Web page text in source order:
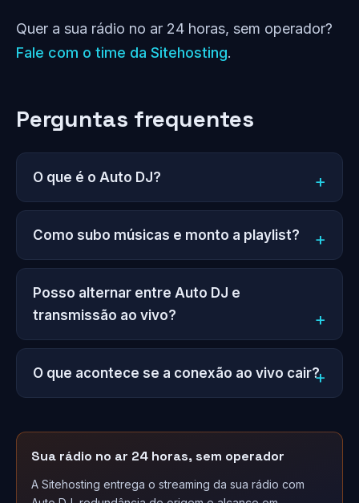
Quer a sua rádio no ar 24 horas, sem operador?
Fale com o time da Sitehosting.
Perguntas frequentes
O que é o Auto DJ?
Como subo músicas e monto a playlist?
Posso alternar entre Auto DJ e
transmissão ao vivo?
O que acontece se a conexão ao vivo cair?
Sua rádio no ar 24 horas, sem operador
A Sitehosting entrega o streaming da sua rádio com